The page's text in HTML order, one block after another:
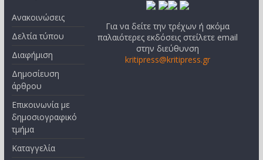
Ανακοινώσεις
Δελτία τύπου
Διαφήμιση
Δημοσίευση
άρθρου
Επικοινωνία με
δημοσιογραφικό
τμήμα
Καταγγελία
Για να δείτε την τρέχων ή ακόμα
παλαιότερες εκδόσεις στείλετε email
στην διεύθυνση
kritipress@kritipress.gr